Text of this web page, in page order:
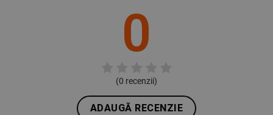
0
(0 recenzii)
ADAUGĂ RECENZIE